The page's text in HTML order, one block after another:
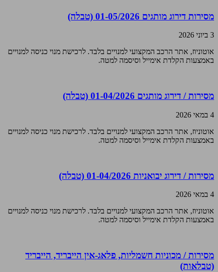
מסירות דירוג מותגים 01-05/2026 (טבלה)
3 ביוני 2026
אוטוניוז, אתר הרכב המקצועי למנויים בלבד. לרכישת מנוי כניסה למנויים
באמצעות הקלדת אימייל וסיסמה למטה.
מסירות / דירוג מותגים 01-04/2026 (טבלה)
4 במאי 2026
אוטוניוז, אתר הרכב המקצועי למנויים בלבד. לרכישת מנוי כניסה למנויים
באמצעות הקלדת אימייל וסיסמה למטה.
מסירות / דירוג יבואניות 01-04/2026 (טבלה)
4 במאי 2026
אוטוניוז, אתר הרכב המקצועי למנויים בלבד. לרכישת מנוי כניסה למנויים
באמצעות הקלדת אימייל וסיסמה למטה.
מסירות / מכוניות חשמליות, פלאג-אין הייבריד, הייבריד
(טבלאות)